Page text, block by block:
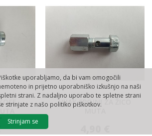
VIJAK SPOJNI ZA ŽICO
uporabljamo, da bi vam omogočili
in prijetno uporabniško izkušnjo na naši
strani. Z nadaljno uporabo te spletne strani
strinjate z našo politiko piškotkov.
Strinjam se